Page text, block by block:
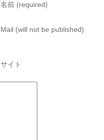
名前 (required)
Mail (will not be published)
サイト